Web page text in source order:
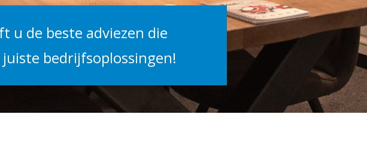
u de beste adviezen die
bedrijfsoplossingen!